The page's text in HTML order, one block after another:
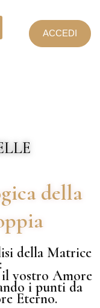
ACCEDI
della
della Matrice
vostro Amore
i punti da
Eterno.